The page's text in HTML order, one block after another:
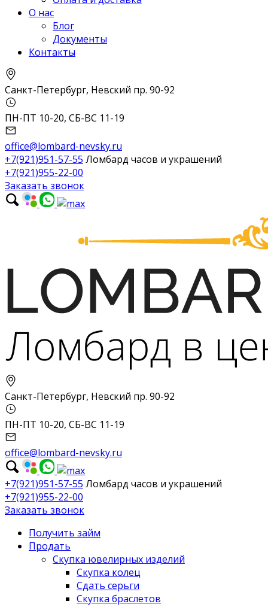
О нас
Блог
Документы
Контакты
Санкт-Петербург, Невский пр. 90-92
ПН-ПТ 10-20, СБ-ВС 11-19
office@lombard-nevsky.ru
+7(921)951-57-55 Ломбард часов и украшений
+7(921)955-22-00
Заказать звонок
Санкт-Петербург, Невский пр. 90-92
ПН-ПТ 10-20, СБ-ВС 11-19
office@lombard-nevsky.ru
+7(921)951-57-55 Ломбард часов и украшений
+7(921)955-22-00
Заказать звонок
Получить займ
Продать
Скупка ювелирных изделий
Скупка колец
Сдать серьги
Скупка браслетов